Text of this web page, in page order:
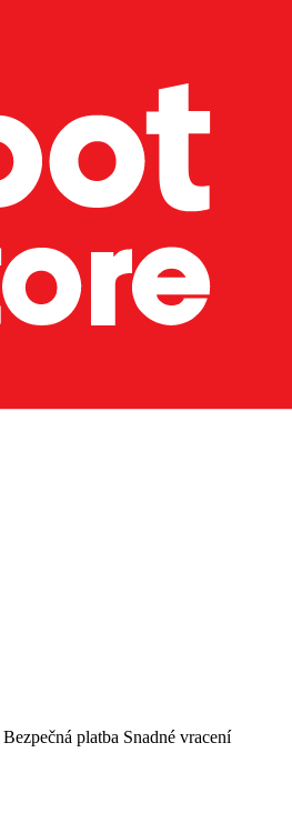
Bezpečná platba Snadné vracení